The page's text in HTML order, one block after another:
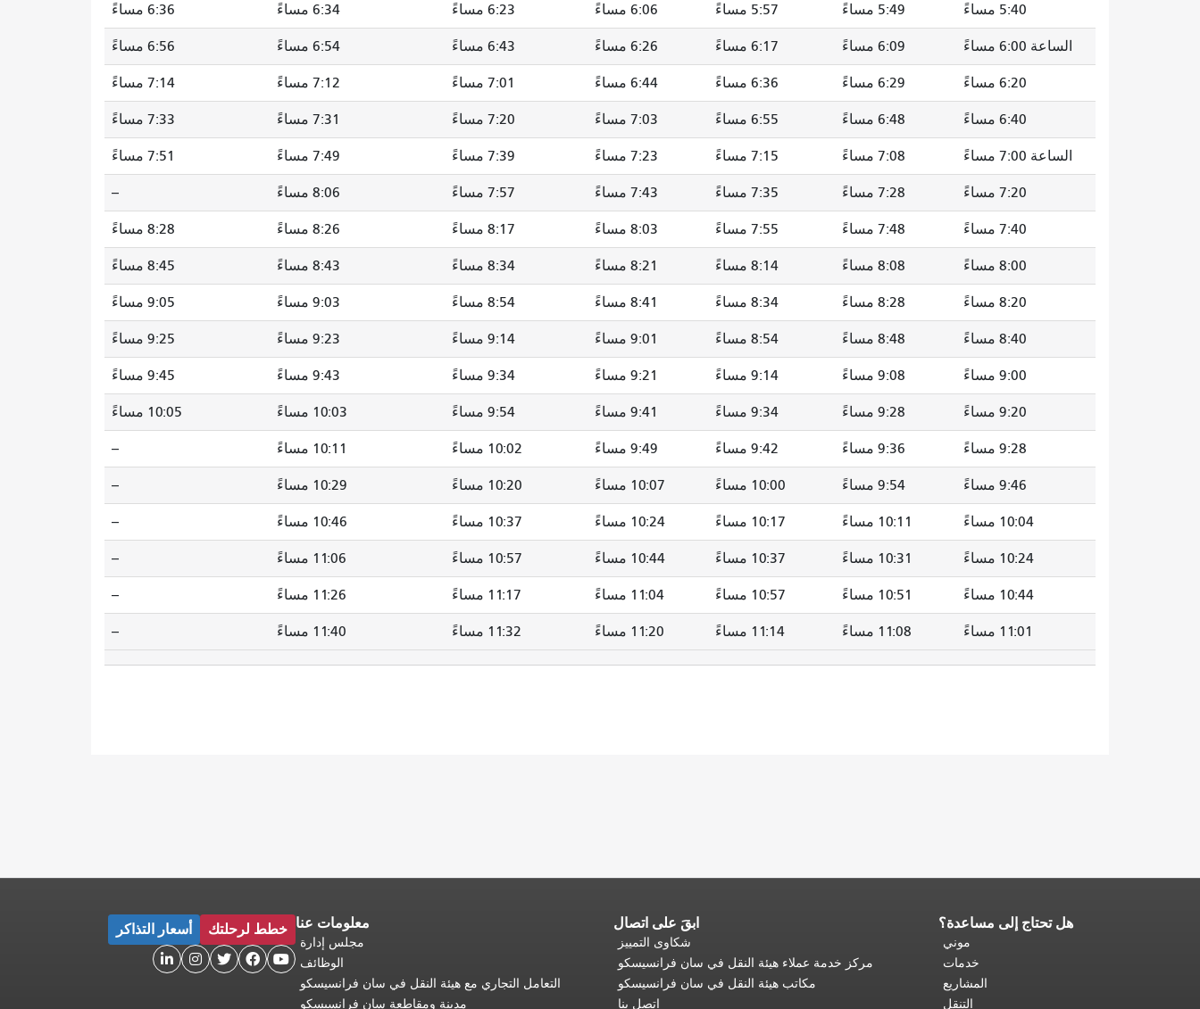
5:40 مساءً 5:49 مساءً 5:57 مساءً 6:06 مساءً 6:23 مساءً 6:34 مساءً 6:36 مساءً
الساعة 6:00 مساءً 6:09 مساءً 6:17 مساءً 6:26 مساءً 6:43 مساءً 6:54 مساءً 6:56 مساءً
6:20 مساءً 6:29 مساءً 6:36 مساءً 6:44 مساءً 7:01 مساءً 7:12 مساءً 7:14 مساءً
6:40 مساءً 6:48 مساءً 6:55 مساءً 7:03 مساءً 7:20 مساءً 7:31 مساءً 7:33 مساءً
الساعة 7:00 مساءً 7:08 مساءً 7:15 مساءً 7:23 مساءً 7:39 مساءً 7:49 مساءً 7:51 مساءً
7:20 مساءً 7:28 مساءً 7:35 مساءً 7:43 مساءً 7:57 مساءً 8:06 مساءً --
7:40 مساءً 7:48 مساءً 7:55 مساءً 8:03 مساءً 8:17 مساءً 8:26 مساءً 8:28 مساءً
8:00 مساءً 8:08 مساءً 8:14 مساءً 8:21 مساءً 8:34 مساءً 8:43 مساءً 8:45 مساءً
8:20 مساءً 8:28 مساءً 8:34 مساءً 8:41 مساءً 8:54 مساءً 9:03 مساءً 9:05 مساءً
8:40 مساءً 8:48 مساءً 8:54 مساءً 9:01 مساءً 9:14 مساءً 9:23 مساءً 9:25 مساءً
9:00 مساءً 9:08 مساءً 9:14 مساءً 9:21 مساءً 9:34 مساءً 9:43 مساءً 9:45 مساءً
9:20 مساءً 9:28 مساءً 9:34 مساءً 9:41 مساءً 9:54 مساءً 10:03 مساءً 10:05 مساءً
9:28 مساءً 9:36 مساءً 9:42 مساءً 9:49 مساءً 10:02 مساءً 10:11 مساءً --
9:46 مساءً 9:54 مساءً 10:00 مساءً 10:07 مساءً 10:20 مساءً 10:29 مساءً --
10:04 مساءً 10:11 مساءً 10:17 مساءً 10:24 مساءً 10:37 مساءً 10:46 مساءً --
10:24 مساءً 10:31 مساءً 10:37 مساءً 10:44 مساءً 10:57 مساءً 11:06 مساءً --
10:44 مساءً 10:51 مساءً 10:57 مساءً 11:04 مساءً 11:17 مساءً 11:26 مساءً --
11:01 مساءً 11:08 مساءً 11:14 مساءً 11:20 مساءً 11:32 مساءً 11:40 مساءً --
هل تحتاج إلى مساعدة؟
موني
خدمات
المشاريع
التنقل
ابقَ على اتصال
شكاوى التمييز
مركز خدمة عملاء هيئة النقل في سان فرانسيسكو
مكاتب هيئة النقل في سان فرانسيسكو
اتصل بنا
معلومات عنا
مجلس إدارة
الوظائف
التعامل التجاري مع هيئة النقل في سان فرانسيسكو
مدينة ومقاطعة سان فرانسيسكو
خطط لرحلتك أسعار التذاكر




